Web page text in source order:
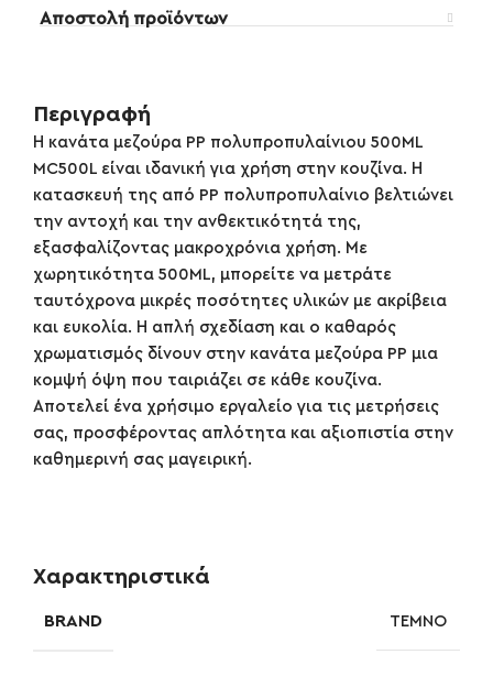
Αποστολή προϊόντων
Περιγραφή
Η κανάτα μεζούρα PP πολυπροπυλαίνιου 500ML
MC500L είναι ιδανική για χρήση στην κουζίνα. Η
κατασκευή της από PP πολυπροπυλαίνιο βελτιώνει
την αντοχή και την ανθεκτικότητά της,
εξασφαλίζοντας μακροχρόνια χρήση. Με
χωρητικότητα 500ML, μπορείτε να μετράτε
ταυτόχρονα μικρές ποσότητες υλικών με ακρίβεια
και ευκολία. Η απλή σχεδίαση και ο καθαρός
χρωματισμός δίνουν στην κανάτα μεζούρα PP μια
κομψή όψη που ταιριάζει σε κάθε κουζίνα.
Αποτελεί ένα χρήσιμο εργαλείο για τις μετρήσεις
σας, προσφέροντας απλότητα και αξιοπιστία στην
καθημερινή σας μαγειρική.
Χαρακτηριστικά
BRAND TEMNO